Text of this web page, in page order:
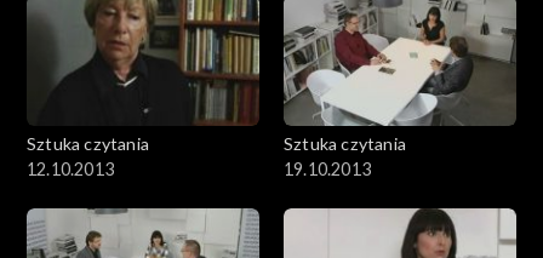
Sztuka czytania
12.10.2013
Sztuka czytania
19.10.2013